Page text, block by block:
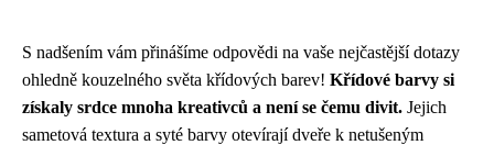
S nadšením vám přinášíme odpovědi na vaše nejčastější dotazy
ohledně kouzelného světa křídových barev! Křídové barvy si
získaly srdce mnoha kreativců a není se čemu divit. Jejich
sametová textura a syté barvy otevírají dveře k netušeným